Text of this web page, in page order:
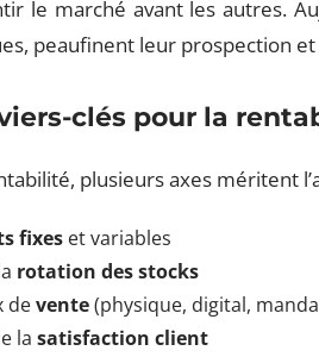
le marché avant les autres.
peaufinent leur prospection
clés pour la
plusieurs axes méritent
fixes et variables
rotation des stocks
devente(physique, digital,
lasatisfaction client